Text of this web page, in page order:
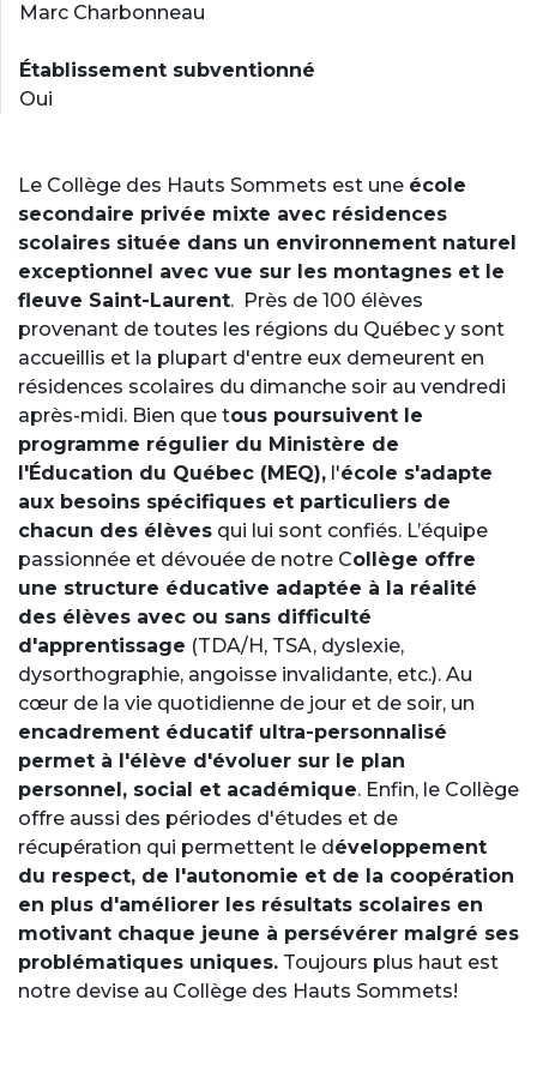
Marc Charbonneau
Établissement subventionné
Oui
Le Collège des Hauts Sommets est une école
secondaire privée mixte avec résidences
scolaires située dans un environnement naturel
exceptionnel avec vue sur les montagnes et le
fleuve Saint-Laurent. Près de 100 élèves
provenant de toutes les régions du Québec y sont
accueillis et la plupart d'entre eux demeurent en
résidences scolaires du dimanche soir au vendredi
après-midi. Bien que tous poursuivent le
programme régulier du Ministère de
l'Éducation du Québec (MEQ), l'école s'adapte
aux besoins spécifiques et particuliers de
chacun des élèves qui lui sont confiés. L’équipe
passionnée et dévouée de notre Collège offre
une structure éducative adaptée à la réalité
des élèves avec ou sans difficulté
d'apprentissage (TDA/H, TSA, dyslexie,
dysorthographie, angoisse invalidante, etc.). Au
cœur de la vie quotidienne de jour et de soir, un
encadrement éducatif ultra-personnalisé
permet à l'élève d'évoluer sur le plan
personnel, social et académique. Enfin, le Collège
offre aussi des périodes d'études et de
récupération qui permettent le développement
du respect, de l'autonomie et de la coopération
en plus d'améliorer les résultats scolaires en
motivant chaque jeune à persévérer malgré ses
problématiques uniques. Toujours plus haut est
notre devise au Collège des Hauts Sommets!